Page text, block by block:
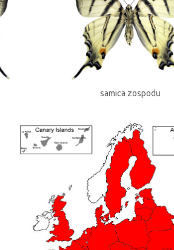
samica zospodu